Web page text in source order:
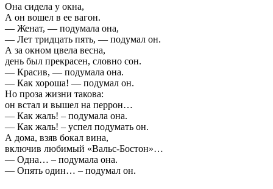
Она сидела у окна,
А он вошел в ее вагон.
— Женат, — подумала она,
— Лет тридцать пять, — подумал он.
А за окном цвела весна,
день был прекрасен, словно сон.
— Красив, — подумала она.
— Как хороша! — подумал он.
Но проза жизни такова:
он встал и вышел на перрон…
— Как жаль! – подумала она.
— Как жаль! – успел подумать он.
А дома, взяв бокал вина,
включив любимый «Вальс-Бостон»…
— Одна… – подумала она.
— Опять один… – подумал он.